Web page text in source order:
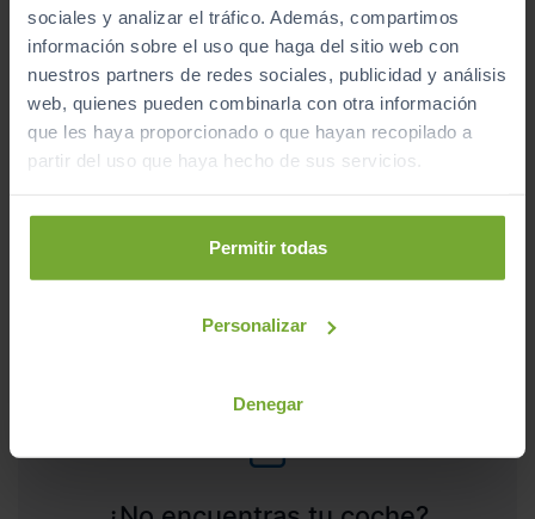
sociales y analizar el tráfico. Además, compartimos
información sobre el uso que haga del sitio web con
nuestros partners de redes sociales, publicidad y análisis
web, quienes pueden combinarla con otra información
que les haya proporcionado o que hayan recopilado a
partir del uso que haya hecho de sus servicios.
Permitir todas
Personalizar
Denegar
VOLKSWAGEN
GOLF
LIFE 2.0 TDI 85KW (115CV)
27.990
24.990